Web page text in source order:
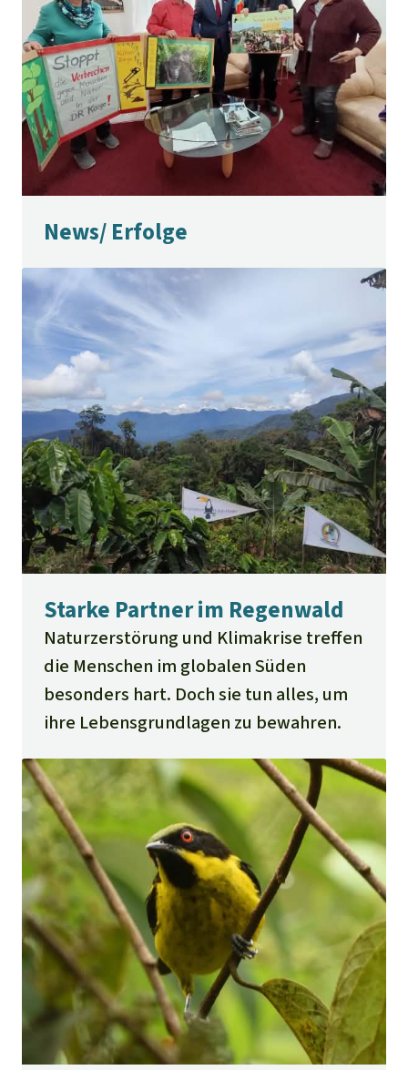
News/ Erfolge
Starke Partner im Regenwald
Naturzerstörung und Klimakrise treffen
die Menschen im globalen Süden
besonders hart. Doch sie tun alles, um
ihre Lebensgrundlagen zu bewahren.